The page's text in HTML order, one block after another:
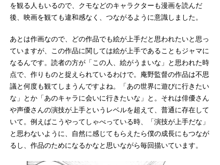
を観る人もいるので、クモなどのキャラクターも漫画を読んだ
後、映画を観ても違和感なく、つながるように意識しました。
あとは作画なので、どの作品でも絵が上手だと思われたいと思っ
ていますが、この作品に関しては絵が上手であることもジャマに
なるんです。読者の方が「この人、絵がうまいな」と思われた時
点で、作りものと捉えられているわけで。庵野監督の作品は不思
議と何度も観てしまうんですよね。「あの世界に遊びに行きたい
な」とか「あのキャラに会いに行きたいな」と。それは俳優さん
や声優さんの演技が上手というレベルを超えて、普通に存在して
いて。例えばこうやってしゃべっている時、「演技が上手だな」
と思わないように、自然に感じてもらえたら僕の成長にもつなが
るし、作品のためになるかなと思いながら毎回描いています。